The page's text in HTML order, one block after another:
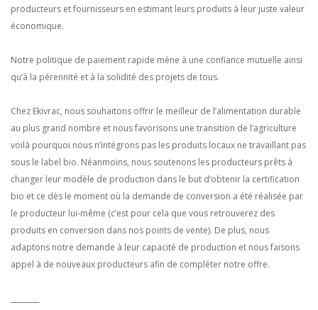
producteurs et fournisseurs en estimant leurs produits à leur juste valeur
économique.
Notre politique de paiement rapide mène à une confiance mutuelle ainsi
qu’à la pérennité et à la solidité des projets de tous.
Chez Ekivrac, nous souhaitons offrir le meilleur de l’alimentation durable
au plus grand nombre et nous favorisons une transition de l’agriculture
voilà pourquoi nous n’intégrons pas les produits locaux ne travaillant pas
sous le label bio. Néanmoins, nous soutenons les producteurs prêts à
changer leur modèle de production dans le but d’obtenir la certification
bio et ce dès le moment où la demande de conversion a été réalisée par
le producteur lui-même (c’est pour cela que vous retrouverez des
produits en conversion dans nos points de vente). De plus, nous
adaptons notre demande à leur capacité de production et nous faisons
appel à de nouveaux producteurs afin de compléter notre offre.